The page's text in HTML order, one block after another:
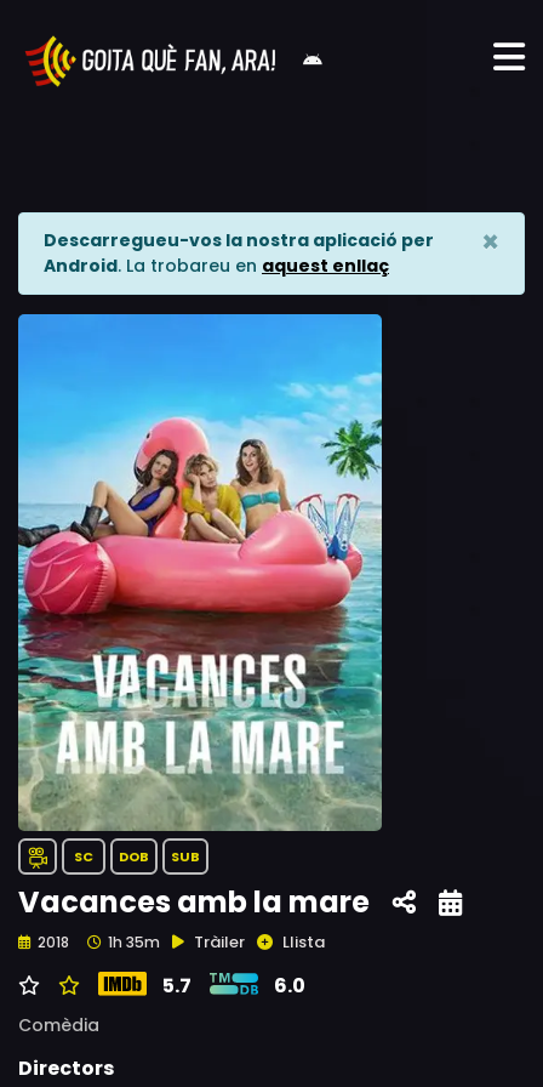
Descarregueu-vos la nostra aplicació per
Android. La trobareu en aquest enllaç
×
SC DOB SUB
Vacances amb la mare
2018 1h 35m Tràiler Llista
5.7 6.0
Comèdia
Directors